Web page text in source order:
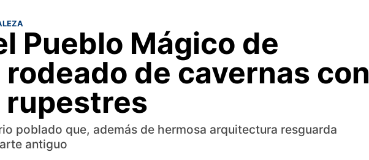
Pueblo Mágico de
de cavernas con
poblado que, además de hermosa arquitectura resguarda
antiguo